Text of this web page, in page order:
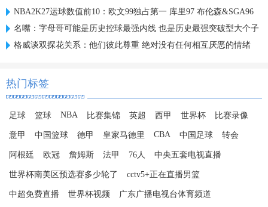
NBA2K27运球数值前10：欧文99独占第一 库里97 布伦森&SGA96
名嘴：字母哥可能是历史控球最强内线 也是历史最强突破型大个子
格威谈双探花关系：他们彼此尊重 绝对没有任何相互厌恶的情绪
热门标签
足球 篮球 NBA 比赛集锦 英超 西甲 世界杯 比赛录像
意甲 中国篮球 德甲 皇家马德里 CBA 中国足球 转会
阿根廷 欧冠 詹姆斯 法甲 76人 中央五套电视直播
世界杯南美区预选赛多少轮了 cctv5+正在直播男篮
中超免费直播 世界杯视频 广东广播电视台体育频道